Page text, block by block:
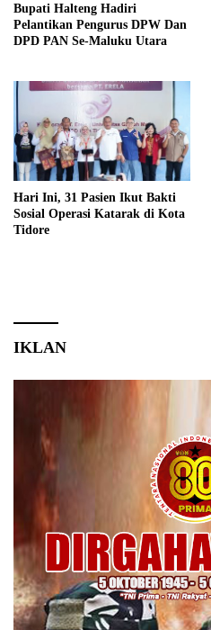
Bupati Halteng Hadiri
Pelantikan Pengurus DPW Dan
DPD PAN Se-Maluku Utara
Hari Ini, 31 Pasien Ikut Bakti
Sosial Operasi Katarak di Kota
Tidore
IKLAN